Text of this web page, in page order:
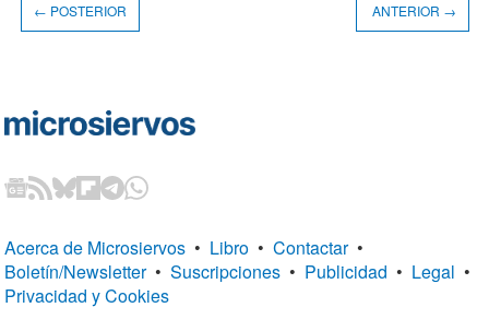
← POSTERIOR ANTERIOR →
Acerca de Microsiervos • Libro • Contactar •
Boletín/Newsletter • Suscripciones • Publicidad • Legal •
Privacidad y Cookies